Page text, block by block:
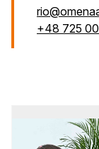
+48 725